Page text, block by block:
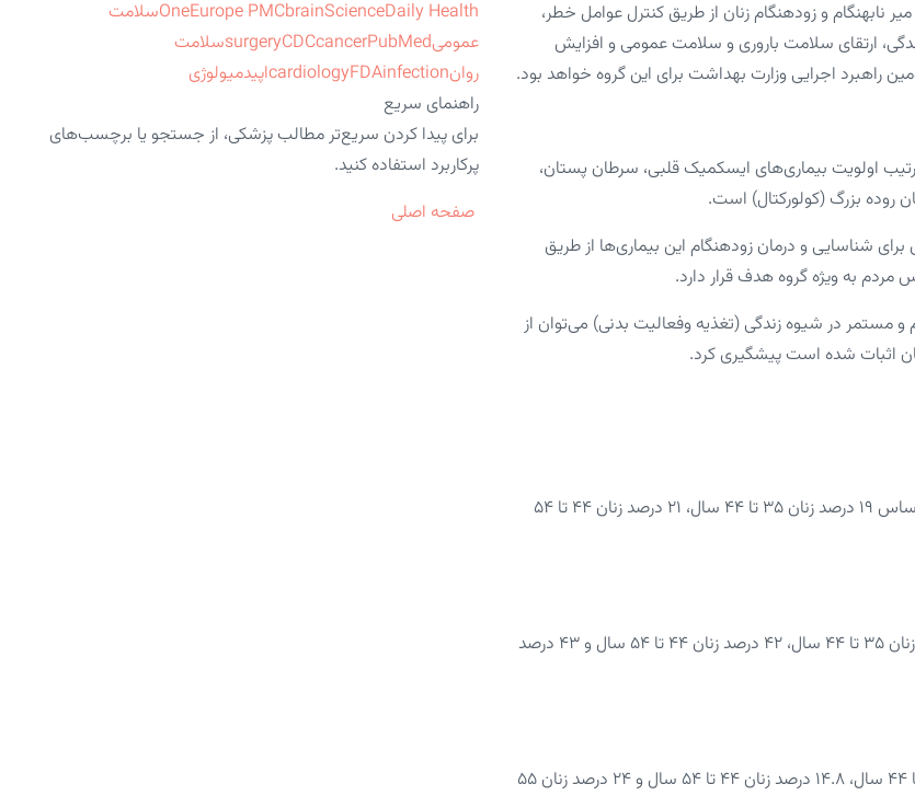
نابهنگام و زودهنگام زنان از طریق کنترل عوامل خطر،
ارتقای سلامت باروری و سلامت عمومی و افزایش
اجرایی وزارت بهداشت برای این گروه خواهد بود.
علت مرگ زنان ۳۰ تا ۵۹ سال در ایران به ترتیب اولویت بیماری‌های ایسکمیک قلبی، سرطان پستان،
روده بزرگ (کولورکتال) است.
شناسایی و درمان زودهنگام این بیماری‌ها از طریق
به ویژه گروه هدف قرار دارد.
و مستمر در شیوه زندگی (تغذیه وفعالیت بدنی) می‌توان از
اثبات شده است پیشگیری کرد.
۳۱ درصد زنان ایرانی چاق هستند و فقط ۲۸ درصد آنها وزن مناسب دارند. بر این اساس ۱۹ درصد زنان ۳۵ تا ۴۴ سال، ۲۱ درصد زنان ۴۴ تا ۵۴
۵۷.۷ درصد زنان ایرانی دارای فعالیت فیزیکی کم هستند. بر این اساس ۴۲ درصد زنان ۳۵ تا ۴۴ سال، ۴۲ درصد زنان ۴۴ تا ۵۴ سال و ۴۳ درصد
۱۴.۷ درصد زنان ایرانی مبتلا به دیابت هستند. بر این اساس ۷/۵ درصد زنان ۳۵ تا ۴۴ سال، ۱۴.۸ درصد زنان ۴۴ تا ۵۴ سال و ۲۴ درصد زنان ۵۵
OneEurope PMCbrainScienceDaily Health
سلامت
عمومی
surgeryCDCcancerPubMed
سلامت
روان
cardiologyFDAinfection
اپیدمیولوژی
راهنمای سریع
برای پیدا کردن سریع‌تر مطالب پزشکی، از جستجو یا برچسب‌های
پرکاربرد استفاده کنید.
صفحه اصلی